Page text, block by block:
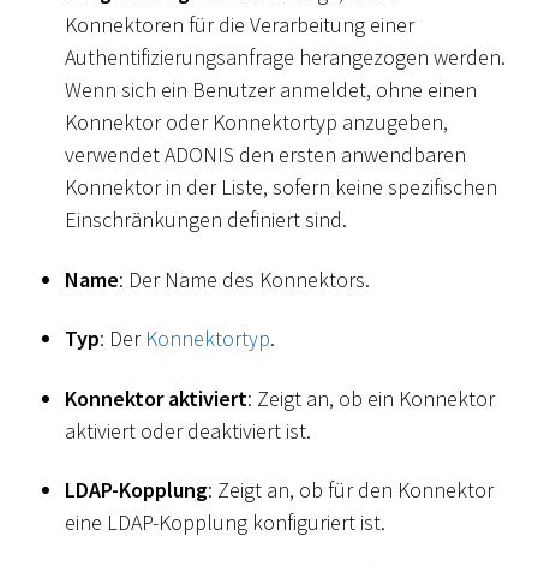
Konnektoren für die Verarbeitung einer
Authentifizierungsanfrage herangezogen werden.
Wenn sich ein Benutzer anmeldet, ohne einen
Konnektor oder Konnektortyp anzugeben,
verwendet ADONIS den ersten anwendbaren
Konnektor in der Liste, sofern keine spezifischen
Einschränkungen definiert sind.
Name: Der Name des Konnektors.
Typ: Der Konnektortyp.
Konnektor aktiviert: Zeigt an, ob ein Konnektor
aktiviert oder deaktiviert ist.
LDAP-Kopplung: Zeigt an, ob für den Konnektor
eine LDAP-Kopplung konfiguriert ist.